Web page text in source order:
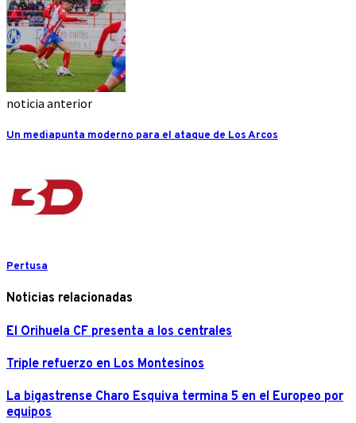
noticia anterior
Un mediapunta moderno para el ataque de Los Arcos
Pertusa
Noticias relacionadas
El Orihuela CF presenta a los centrales
Triple refuerzo en Los Montesinos
La bigastrense Charo Esquiva termina 5 en el Europeo por
equipos